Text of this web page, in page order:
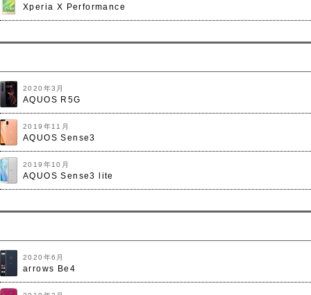
Xperia X Performance
2020年3月
AQUOS R5G
2019年11月
AQUOS Sense3
2019年10月
AQUOS Sense3 lite
2020年6月
arrows Be4